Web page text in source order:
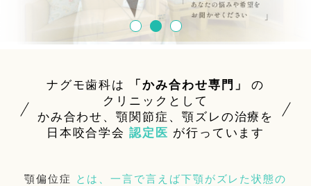
ナグモ歯科は 「かみ合わせ専門」
の
クリニックとして
かみ合わせ、顎関節症、顎ズレの治療を
日本咬合学会認定医 が行っています
顎偏位症
とは、一言で言えば下顎がズレた状態の